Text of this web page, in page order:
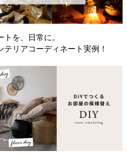
トを、日常に。
テリアコーディネート実例！